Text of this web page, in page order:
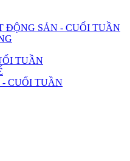
ĐỘNG SẢN - CUỐI TUẦN
TUẦN
CUỐI TUẦN